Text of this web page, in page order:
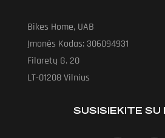
Bikes Home, UAB
Įmonės Kodas: 306094931
Filaretų G. 20
LT-01208 Vilnius
SUSISIEKITE SU